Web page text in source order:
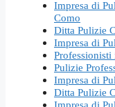
Impresa di
Como
Ditta Pulizie
Impresa di
Pulizie
Impresa di
Ditta Pulizie
Impresa di